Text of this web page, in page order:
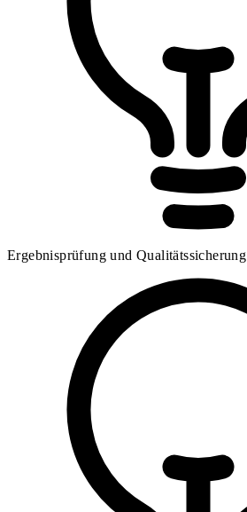
Ergebnisprüfung und Qualitätssicherung